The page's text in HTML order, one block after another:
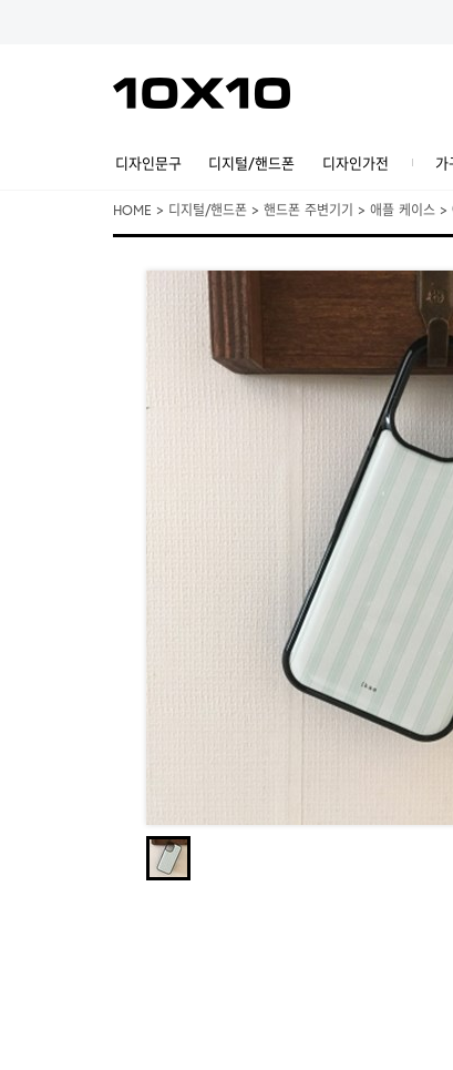
디자인문구 디지털/핸드폰 디자인가전 가
HOME > 디지털/핸드폰 > 핸드폰 주변기기 > 애플 케이스 >